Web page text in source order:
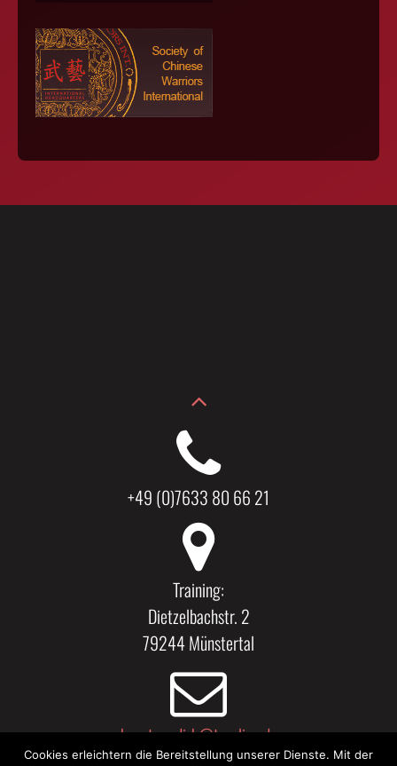
+49 (0)7633 80 66 21
Training:
Dietzelbachstr. 2
79244 Münstertal
kaestner.dirk@t-online.de
Cookies erleichtern die Bereitstellung unserer Dienste. Mit der